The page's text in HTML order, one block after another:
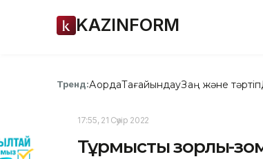
KAZINFORM
Тренд:АқордаТағайындауЗаң және тәртіп
17:55, 21 Сәуір 2022
Тұрмыстық зорлық-